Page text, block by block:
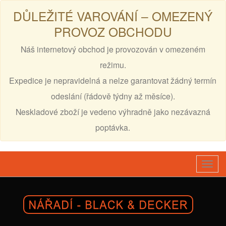
DŮLEŽITÉ VAROVÁNÍ – OMEZENÝ
PROVOZ OBCHODU
Náš internetový obchod je provozován v omezeném
režimu.
Expedice je nepravidelná a nelze garantovat žádný termín
odeslání (řádově týdny až měsíce).
Neskladové zboží je vedeno výhradně jako nezávazná
poptávka.